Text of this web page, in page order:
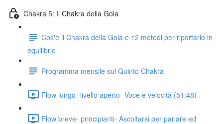
Chakra 5: Il Chakra della Gola
Cos'è il Chakra della Gola e 12 metodi per riportarlo in
equilibrio
Programma mensile sul Quinto Chakra
Flow lungo- livello aperto- Voce e velocità (51:48)
Flow breve- principianti- Ascoltarsi per parlare ed